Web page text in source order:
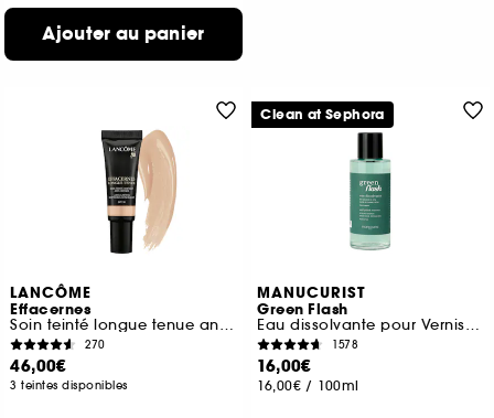
Ajouter au panier
LANCÔME
Effacernes
Soin teinté longue tenue anticernes SPF 30
270
46,00€
3 teintes disponibles
MANUCURIST
Green Flash
Eau dissolvante pour Vernis Green Flash
1578
16,00€
16,00€ / 100ml
Clean at Sephora